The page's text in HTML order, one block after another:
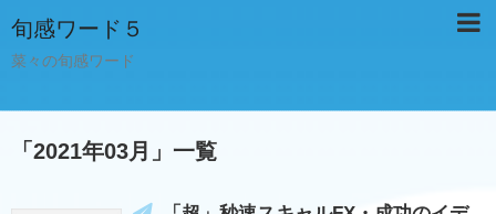
旬感ワード５
菜々の旬感ワード
「 2021年03月 」 一覧